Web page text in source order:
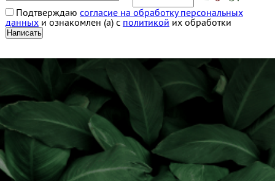
Подтверждаю согласие на обработку персональных
данныхи ознакомлен (а) с политикой их обработки